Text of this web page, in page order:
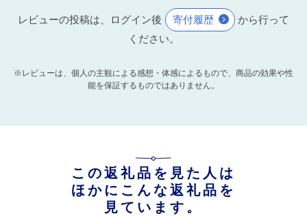
レビューの投稿は、ログイン後 寄付履歴
から行って
ください。
※レビューは、個人の主観による感想・体感によるもので、商品の効果や性
能を保証するものではありません。
この返礼品を見た人は
ほかにこんな返礼品を
見ています。